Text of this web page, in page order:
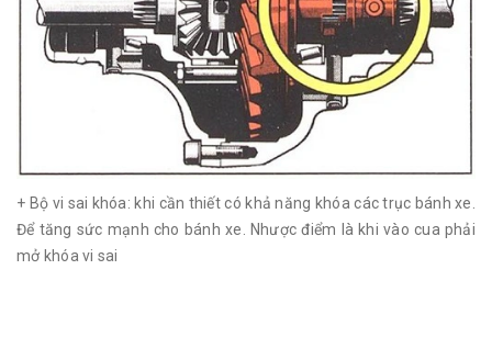
+ Bộ vi sai khóa: khi cần thiết có khả năng khóa các trục bánh xe.
Để tăng sức mạnh cho bánh xe. Nhược điểm là khi vào cua phải
mở khóa vi sai